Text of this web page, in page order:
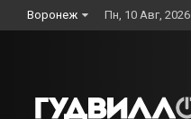
to
Воронеж Пн, 10 Авг, 2026